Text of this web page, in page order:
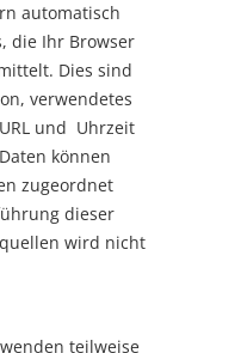
automatisch
die Ihr Browser
Dies sind
verwendetes
und Uhrzeit
können
zugeordnet
dieser
wird nicht
teilweise